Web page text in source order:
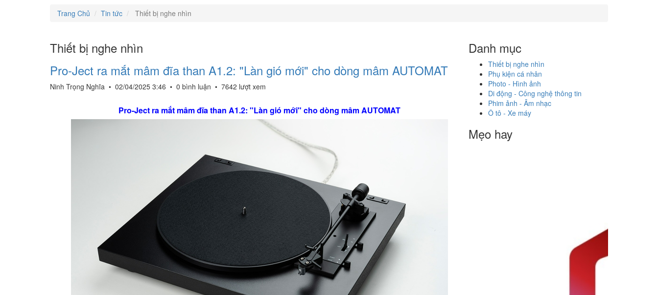
Trang Chủ
Tin tức Thiết bị nghe nhìn
Thiết bị nghe nhìn
Pro-Ject ra mắt mâm đĩa than A1.2: "Làn gió mới" cho dòng mâm AUTOMAT
Ninh Trọng Nghĩa • 02/04/2025 3:46 • 0 bình luận • 7642 lượt xem
Pro-Ject ra mắt mâm đĩa than A1.2: "Làn gió mới" cho dòng mâm AUTOMAT
Danh mục
Thiết bị nghe nhìn
Phụ kiện cá nhân
Photo - Hình ảnh
Di động - Công nghệ thông tin
Phim ảnh - Âm nhạc
Ô tô - Xe máy
Mẹo hay